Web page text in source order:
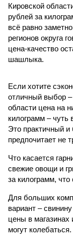
Кировской
рублей за
всё равно
регионов округа
цена-качество
шашлыка.
Если хотите
отличный выбор –
области цена на
килограмм –
Это практичный и
предпочитает не
Что касается
свежие овощи и
за килограмм,
Для больших
вариант –
цены в магазинах
могут колебаться.